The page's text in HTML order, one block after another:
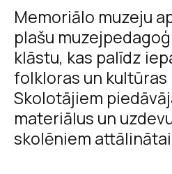
Memoriālo muzeju
plašu
klāstu, kas palīdz
folkloras un kultūras
Skolotājiem
materiālus un
skolēniem